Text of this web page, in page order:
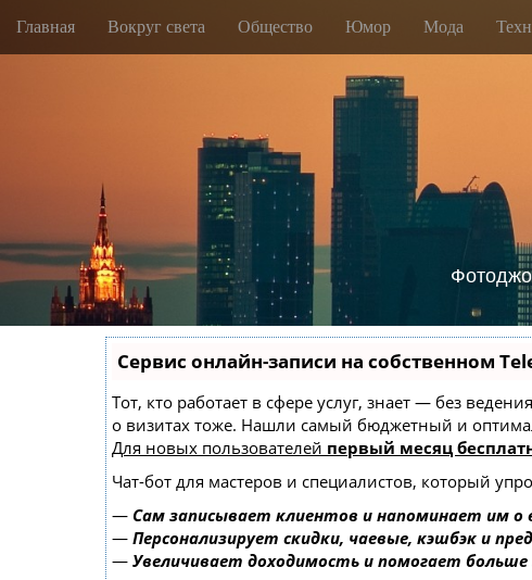
i
e
Главная Вокруг света Общество Юмор Мода
Сервис онлайн-записи на собственном
Тот, кто работает в сфере услуг, знает — без
о визитах тоже. Нашли самый бюджетный и
Для новых пользователей первый месяц
Чат-бот для мастеров и специалистов, который
— Сам записывает клиентов и напоминает им о
— Персонализирует скидки, чаевые, кэшбэк и
— Увеличивает доходимость и помогает